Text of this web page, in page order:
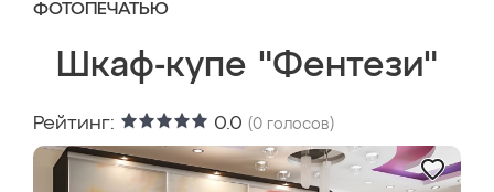
ФОТОПЕЧАТЬЮ
Шкаф-купе "Фентези"
Рейтинг: 0.0 (0 голосов)